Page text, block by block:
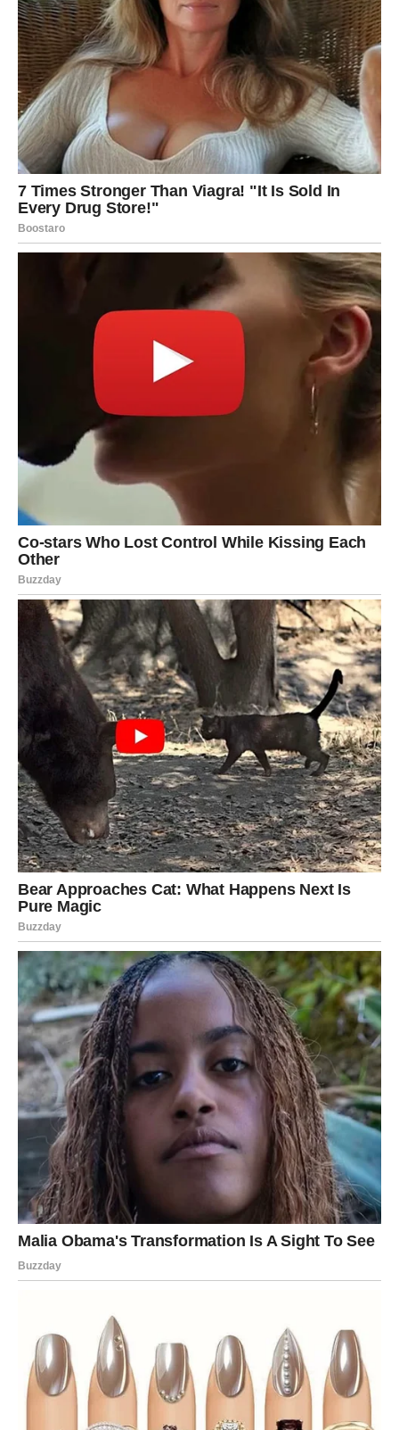
ne postoji. I to će boleti. Ali taj bol je put ka nečemu
mnogo većem.
Poruka dana:Ne vraćaj se tamo gde si već jednom bio
slomljen.
BLIZANCI
Za Blizance, ovaj dan nosi
emocija. Neko iz prošlosti se može pojaviti niotkuda –
Pitanje je samo: da li je to ono što želite?
U vezi, dolazi do razgovora koji razotkriva sve. Nema više
skrivanja. Ako postoji ljubav – ona će se učvrstiti. Ako ne
postoji – veza može završiti istog dana.
Slobodni Blizanci imaju šansu za flert koji prerasta u
nešto ozbiljnije, ali samo ako se usude da budu iskreni.
Poruka dana: Istina oslobađa – čak i kada boli.
RAK
Rakovi su među najosetljivijima ovog dana. 17. april može
donetiemocionalni vrhunac– ili sreću koju ste čekali, ili
suze koje ste dugo potiskivali.
Ako ste u vezi, partner može pokazati dubinu emocija
kakvu niste očekivali. Ovo može biti trenutak kada
shvatate da ste zaista voljeni.
Ali, ako osećate da nešto nije kako treba – danas ćete
dobiti potvrdu.
Slobodni Rakovi mogu upoznati osobu koja ih razume bez
reči. To je početak nečeg posebnog.
Poruka dana:Slušaj srce – ono već zna istinu.
LAV
Lavovi će danas biti suočeni sa izborom. I to ne lakim.
Ako ste u vezi, moguće je da dolazi do sukoba koji će
otkriti da li vaš odnos ima budućnost. Ovo nije svađa bez
razloga – ovo je test.
Slobodni Lavovi mogu ući u strastvenu priču, ali pazite –
nije sve što gori istovremeno i ljubav.
dobijali. I tada dolazi odluka:da li ostati – ili otići?
Poruka dana:Ljubav nije borba – ako se stalno boriš,
nešto nije u redu.
DEVICA